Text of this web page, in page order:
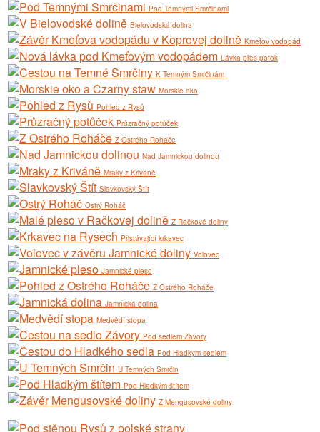
Pod Temnými Smrčinami
Bielovodská dolina
Kmeťov vodopád
Lávka přes potok
K Temným Smrčinám
Morskie oko
Pohled z Rysů
Průzračný potůček
Z Ostrého Roháče
Nad Jamnickou dolinou
Mraky z Kriváně
Slavkovský Štít
Ostrý Roháč
Z Račkové doliny
Přistávající krkavec
Volovec
Jamnické pleso
Z Ostrého Roháče
Jamnická dolina
Medvědí stopa
Pod sedlem Závory
Pod Hladkým sedlem
U Temných Smrčin
Pod Hladkým štítem
Z Mengusovské doliny